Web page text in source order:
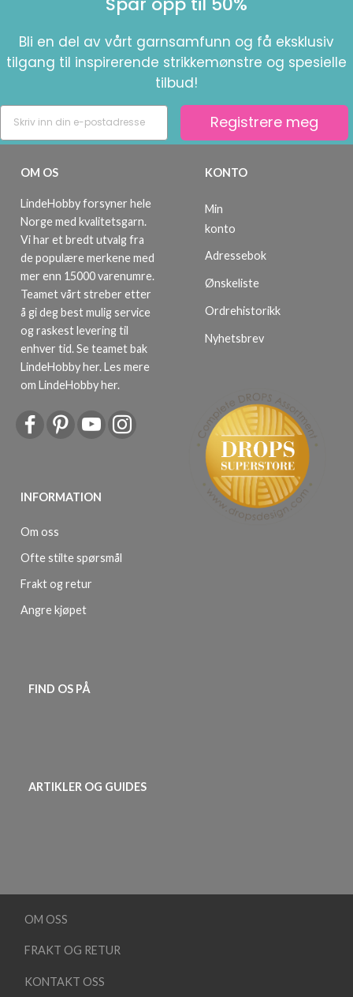
Bli en del av vårt garnsamfunn og få eksklusiv
tilgang til inspirerende strikkemønstre og spesielle
tilbud!
Registrere meg
OM OS
LindeHobby forsyner hele
Norge med kvalitetsgarn.
Vi har et bredt utvalg fra
de populære merkene med
mer enn 15000 varenumre.
Teamet vårt streber etter
å gi deg best mulig service
og raskest levering til
enhver tid. Se teamet bak
LindeHobby her.Les mere
om LindeHobby her.
INFORMATION
Om oss
Ofte stilte spørsmål
Frakt og retur
Angre kjøpet
KONTO
Min
konto
Adressebok
Ønskeliste
Ordrehistorikk
Nyhetsbrev
FIND OS PÅ
ARTIKLER OG GUIDES
OM OSS
FRAKT OG RETUR
KONTAKT OSS